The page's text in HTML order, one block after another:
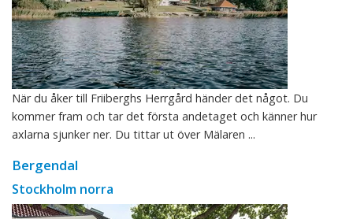
När du åker till Friiberghs Herrgård händer det något. Du
kommer fram och tar det första andetaget och känner hur
axlarna sjunker ner. Du tittar ut över Mälaren ...
Bergendal
Stockholm norra